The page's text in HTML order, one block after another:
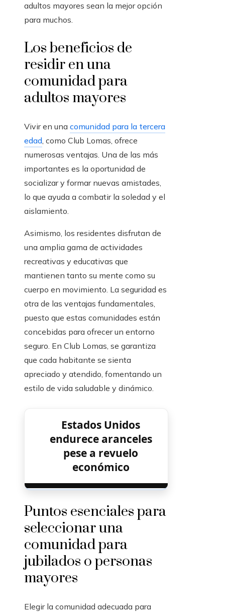
adultos mayores sean la mejor opción
para muchos.
Los beneficios de
residir en una
comunidad para
adultos mayores
Vivir en una comunidad para la tercera
edad, como Club Lomas, ofrece
numerosas ventajas. Una de las más
importantes es la oportunidad de
socializar y formar nuevas amistades,
lo que ayuda a combatir la soledad y el
aislamiento.
Asimismo, los residentes disfrutan de
una amplia gama de actividades
recreativas y educativas que
mantienen tanto su mente como su
cuerpo en movimiento. La seguridad es
otra de las ventajas fundamentales,
puesto que estas comunidades están
concebidas para ofrecer un entorno
seguro. En Club Lomas, se garantiza
que cada habitante se sienta
apreciado y atendido, fomentando un
estilo de vida saludable y dinámico.
Estados Unidos
endurece aranceles
pese a revuelo
económico
Puntos esenciales para
seleccionar una
comunidad para
jubilados o personas
mayores
Elegir la comunidad adecuada para